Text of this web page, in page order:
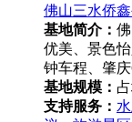
佛山三水侨
基地简介：
优美、景色
钟车程、肇
基地规模：
支持服务：